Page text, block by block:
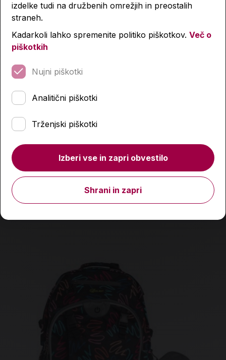
Prazna peresnica, Dakine, Black
22,90 €
Količina
Podobni izdelki
izdelke tudi na družbenih omrežjih in preostalih
straneh.
Kadarkoli lahko spremenite politiko piškotkov. Več o
piškotkih
Nujni piškotki
Analitični piškotki
Trženjski piškotki
Izberi vse in zapri obvestilo
Shrani in zapri